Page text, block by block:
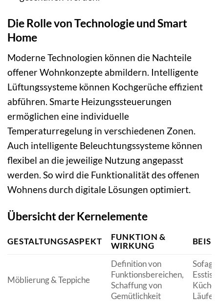
Die Rolle von Technologie und Smart
Home
Moderne Technologien können die Nachteile
offener Wohnkonzepte abmildern. Intelligente
Lüftungssysteme können Kochgerüche effizient
abführen. Smarte Heizungssteuerungen
ermöglichen eine individuelle
Temperaturregelung in verschiedenen Zonen.
Auch intelligente Beleuchtungssysteme können
flexibel an die jeweilige Nutzung angepasst
werden. So wird die Funktionalität des offenen
Wohnens durch digitale Lösungen optimiert.
Übersicht der Kernelemente
GESTALTUNGSASPEKT
FUNKTION &
WIRKUNG
Möblierung & Teppiche
Definition von
Funktionsbereichen,
Schaffung von
Gemütlichkeit
Läufer